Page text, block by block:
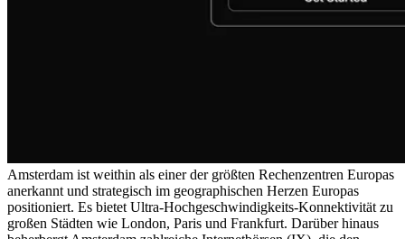
Amsterdam ist weithin als einer der größten Rechenzentren Europas
anerkannt und strategisch im geographischen Herzen Europas
positioniert. Es bietet Ultra-Hochgeschwindigkeits-Konnektivität zu
großen Städten wie London, Paris und Frankfurt. Darüber hinaus